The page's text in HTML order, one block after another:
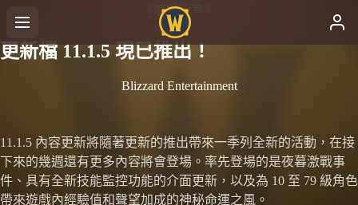
《魔獸世界》
更新檔 11.1.5 現已推出！
Blizzard Entertainment
11.1.5 內容更新將隨著更新的推出帶來一季列全新的活動，在接
下來的幾週還有更多內容將會登場。率先登場的是夜暮激戰事
件、具有全新技能監控功能的介面更新，以及為 10 至 79 級角色
帶來遊戲內經驗值和聲望加成的神秘命運之風。